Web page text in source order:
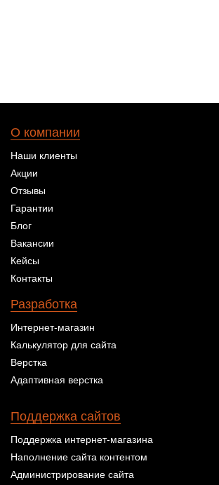
О компании
Наши клиенты
Акции
Отзывы
Гарантии
Блог
Вакансии
Кейсы
Контакты
Разработка
Интернет-магазин
Калькулятор для сайта
Верстка
Адаптивная верстка
Поддержка сайтов
Поддержка интернет-магазина
Наполнение сайта контентом
Администрирование сайта